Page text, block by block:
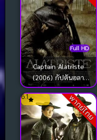
Full HD
Captain Alatriste
(2006) กัปตันอลา
ทริสต์
พากย์ไทย
6.1